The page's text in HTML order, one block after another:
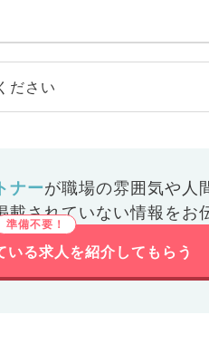
ださい
ナーが職場の雰囲気や人
載されていない情報をお
いる求人を紹介してもらう